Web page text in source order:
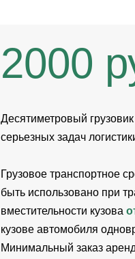
2000
Десятиметровый
серьезных задач
Грузовое транспортное
быть использовано при
вместительности кузова
кузове автомобиля
Минимальный заказ